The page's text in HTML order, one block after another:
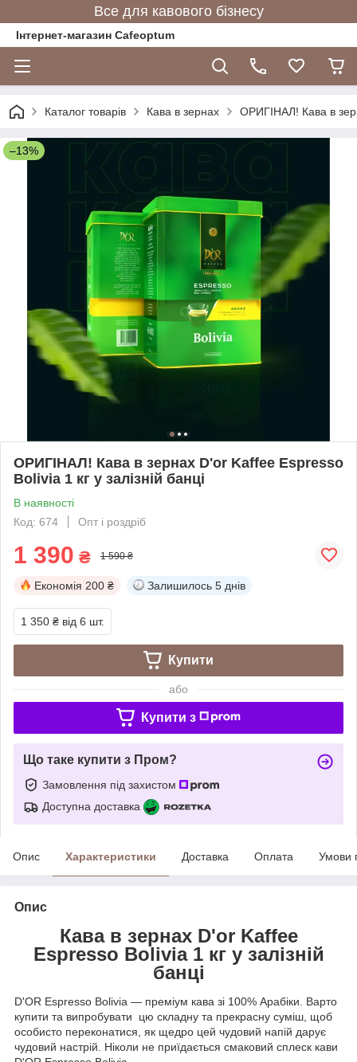
Все для кавового бізнесу
Інтернет-магазин Cafeoptum
Каталог товарів Кава в зернах ОРИГІНАЛ! Кава в
–13%
ОРИГІНАЛ! Кава в зернах D'or Kaffee Espresso
Bolivia 1 кг у залізній банці
В наявності
Код: 674
Опт і роздріб
1 390 ₴ 1 590 ₴
Економія 200 ₴ Залишилось 5 днів
1 350 ₴ від 6 шт.
Купити
або
Купити з
Що таке купити з Пром?
Замовлення під захистом
Доступна доставка
Опис Характеристики Доставка Оплата Умови
Опис
Кава в зернах D'or Kaffee
Espresso Bolivia 1 кг у залізній
банці
D'OR Espresso Bolivia — преміум кава зі 100% Арабіки. Варто
купити та випробувати цю складну та прекрасну суміш, щоб
особисто переконатися, як щедро цей чудовий напій дарує
чудовий настрій. Ніколи не приїдається смаковий сплеск кави